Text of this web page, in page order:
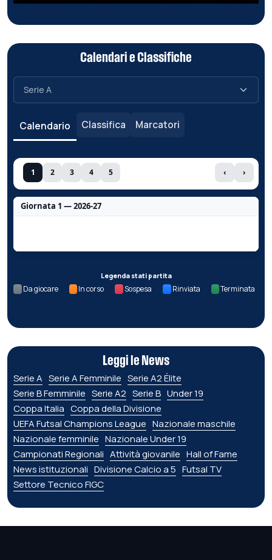
Calendari e Classifiche
Calendario Classifica Marcatori
1 2 3 4 5 ‹ ›
Giornata 1 — 2026-27
Legenda stati partita
Da giocare In corso Sospesa Rinviata Terminata
Leggi le News
Serie A Serie A Femminile Serie A2 Élite
Serie B Femminile Serie A2 Serie B Under 19
Coppa Italia Coppa della Divisione
UEFA Futsal Champions League Nazionale maschile
Nazionale femminile Nazionale Under 19
Campionati Regionali Attività giovanile Hall of Fame
News istituzionali Divisione Calcio a 5 Futsal TV
Settore Tecnico FIGC